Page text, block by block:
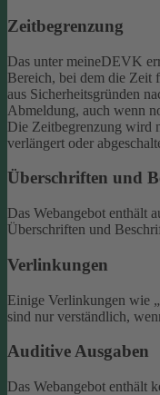
Zeitbegrenzung
Das unter meineDEVK
Bereich, bei dem die Zeit
aus Sicherheitsgründen
Abmeldung, auch wenn
Die Zeitbegrenzung wird
verlängert oder
Überschriften und
Das Webangebot enthält
Überschriften und
Verlinkungen
Einige Verlinkungen wie
sind nur verständlich,
Auditive Ausgaben
Das Webangebot enthält